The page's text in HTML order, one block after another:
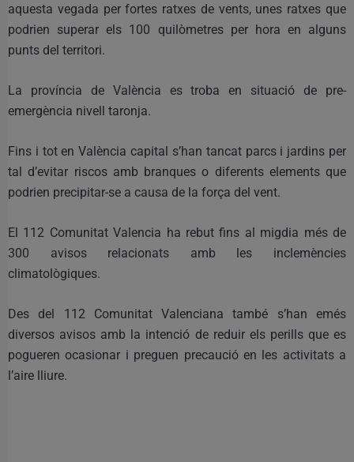
aquesta vegada per fortes ratxes de vents, unes ratxes que
podrien superar els 100 quilòmetres per hora en alguns
punts del territori.
La província de València es troba en situació de pre-
emergència nivell taronja.
Fins i tot en València capital s’han tancat parcs i jardins per
tal d’evitar riscos amb branques o diferents elements que
podrien precipitar-se a causa de la força del vent.
El 112 Comunitat Valencia ha rebut fins al migdia més de
300 avisos relacionats amb les inclemències
climatològiques.
Des del 112 Comunitat Valenciana també s’han emés
diversos avisos amb la intenció de reduir els perills que es
pogueren ocasionar i preguen precaució en les activitats a
l’aire lliure.